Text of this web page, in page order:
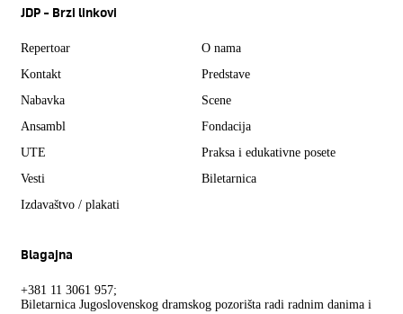
JDP - Brzi linkovi
Repertoar
O nama
Kontakt
Predstave
Nabavka
Scene
Ansambl
Fondacija
UTE
Praksa i edukativne posete
Vesti
Biletarnica
Izdavaštvo / plakati
Blagajna
+381 11 3061 957;
Biletarnica Jugoslovenskog dramskog pozorišta radi radnim danima i